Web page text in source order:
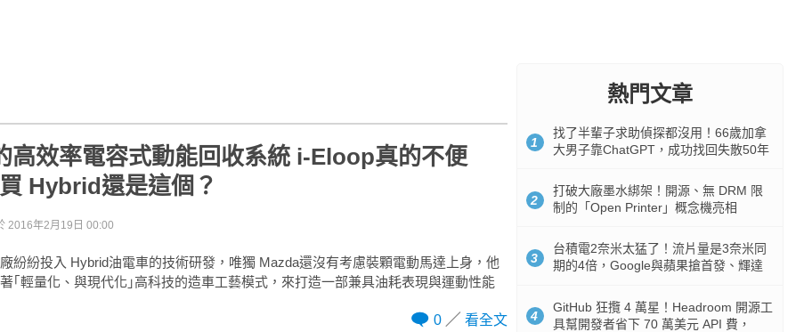
高效率電容式動能回收系統 i-Eloop真的不便
Hybrid還是這個？
2016年2月19日 00:00
紛紛投入 Hybrid油電車的技術研發，唯獨 Mazda還沒有考慮裝顆電動馬達上身，他
｢輕量化、與現代化｣高科技的造車工藝模式，來打造一部兼具油耗表現與運動性能
0
看全文
熱門文章
1
找了半輩子求助偵探都沒用！66歲加拿
大男子靠ChatGPT，成功找回失散50年
2
打破大廠墨水綁架！開源、無 DRM 限
制的「Open Printer」概念機亮相
3
台積電2奈米太猛了！流片量是3奈米同
期的4倍，Google與蘋果搶首發、輝達
4
GitHub 狂攬 4 萬星！Headroom 開源工
具幫開發者省下 70 萬美元 API 費，